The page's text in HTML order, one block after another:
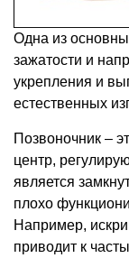
Одна из
зажатости и
укрепления и
естественных
Позвоночник –
центр,
является
плохо
Например,
приводит к